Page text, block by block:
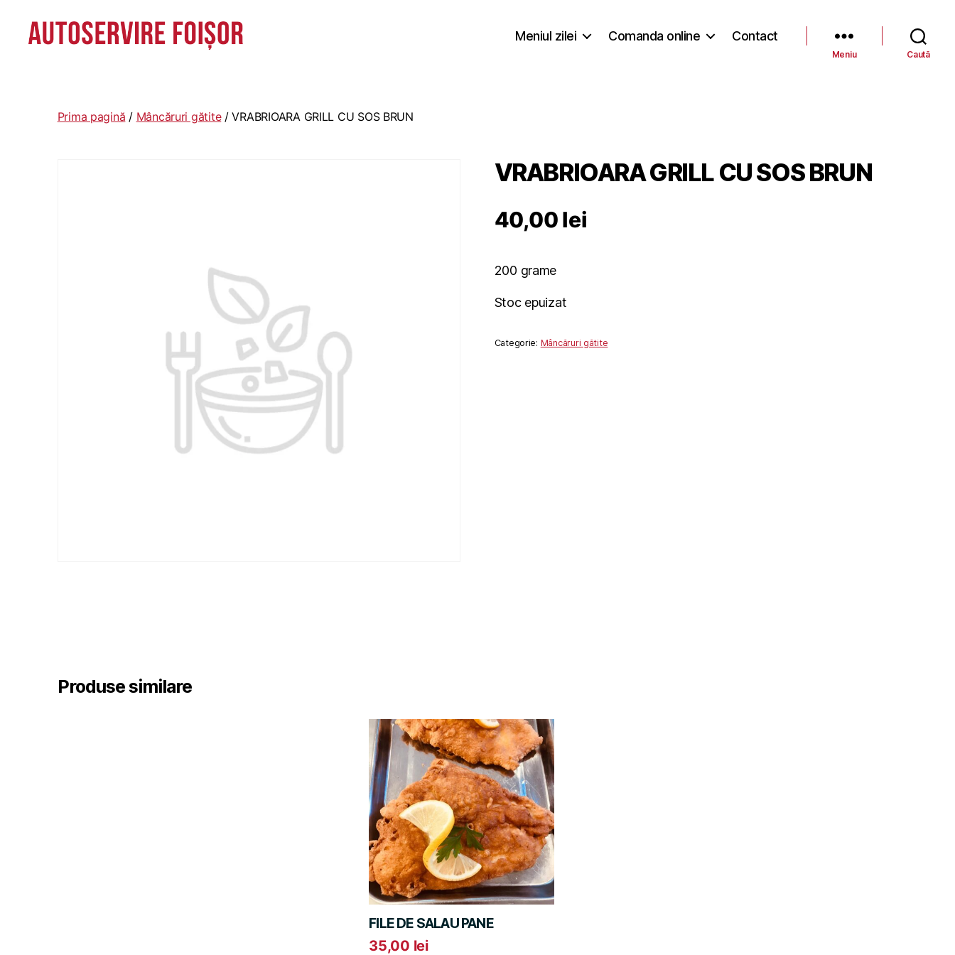
Lascăr
Meniul zilei Comanda online Contact
Meniu Caută
Prima pagină / Mâncăruri gătite/ VRABRIOARA GRILL CU SOS BRUN
VRABRIOARA GRILL CU SOS BRUN
40,00lei
200 grame
Stoc epuizat
Categorie: Mâncăruri gătite
Produse similare
FILE DE SALAU PANE
35,00 lei